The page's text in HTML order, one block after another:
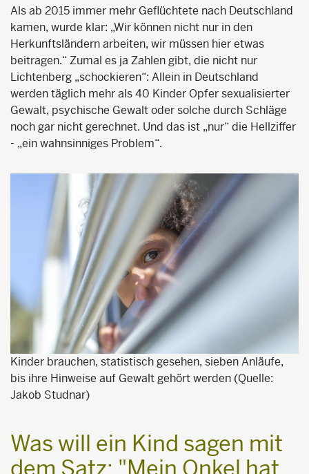
Als ab 2015 immer mehr Geflüchtete nach Deutschland
kamen, wurde klar: „Wir können nicht nur in den
Herkunftsländern arbeiten, wir müssen hier etwas
beitragen.“ Zumal es ja Zahlen gibt, die nicht nur
Lichtenberg „schockieren“: Allein in Deutschland
werden täglich mehr als 40 Kinder Opfer sexualisierter
Gewalt, psychische Gewalt oder solche durch Schläge
noch gar nicht gerechnet. Und das ist „nur“ die Hellziffer
- „ein wahnsinniges Problem“.
Kinder brauchen, statistisch gesehen, sieben Anläufe,
bis ihre Hinweise auf Gewalt gehört werden (Quelle:
Jakob Studnar)
Was will ein Kind sagen mit